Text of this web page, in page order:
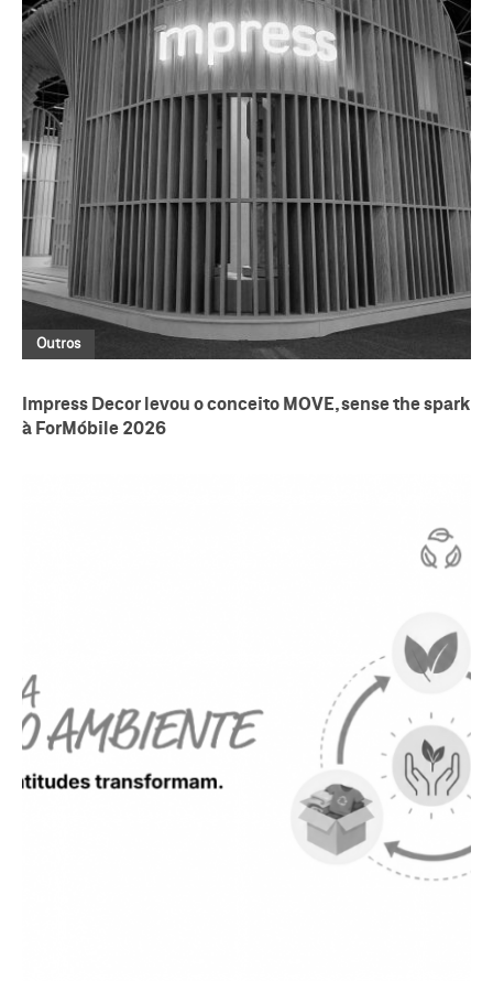
Outros
Impress Decor levou o conceito MOVE, sense the spark
à ForMóbile 2026